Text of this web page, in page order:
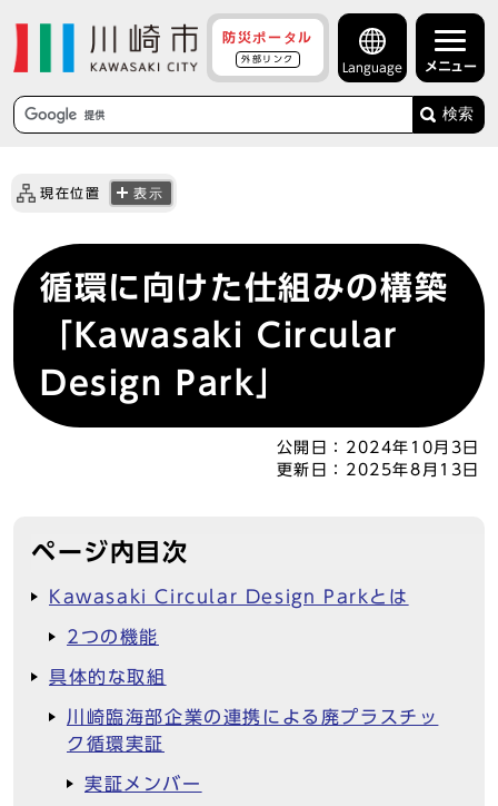
防災ポータル
外部リンク
Language メニュー
検索
現在位置 表示
循環に向けた仕組みの構築
「Kawasaki Circular
Design Park」
公開日： 2024年10月3日
更新日： 2025年8月13日
ページ内目次
Kawasaki Circular Design Parkとは
2つの機能
具体的な取組
川崎臨海部企業の連携による廃プラスチッ
ク循環実証
実証メンバー